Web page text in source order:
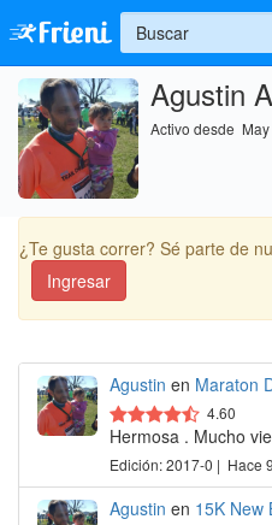
Ingresar
Inicio
Ayuda
Agustin
Activo desde
¿Te gusta correr? Sé parte de
Ingresar
Agustin en Maraton
4.60
Hermosa . Mucho
Edición: 2017-0 | Hace
Agustin en 15K New